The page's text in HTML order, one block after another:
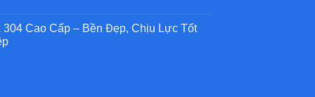
304 Cao Cấp – Bền Đẹp, Chịu Lực Tốt